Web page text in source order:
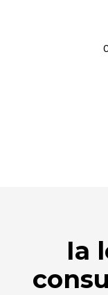
Ia